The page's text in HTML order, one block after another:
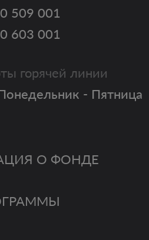
О ФОНДЕ
509 001
603 001
горячей линии
- Пятница